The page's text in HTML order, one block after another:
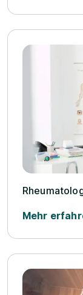
Mehr